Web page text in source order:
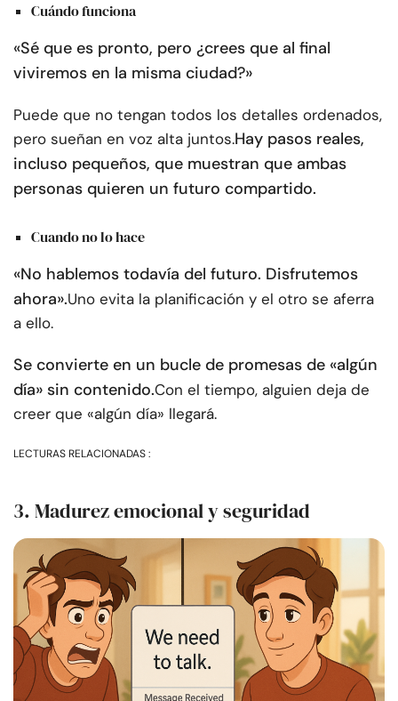
Cuándo funciona
«Sé que es pronto, pero ¿crees que al final
viviremos en la misma ciudad?»
Puede que no tengan todos los detalles ordenados,
pero sueñan en voz alta juntos.Hay pasos reales,
incluso pequeños, que muestran que ambas
personas quieren un futuro compartido.
Cuando no lo hace
«No hablemos todavía del futuro. Disfrutemos
ahora».Uno evita la planificación y el otro se aferra
a ello.
Se convierte en un bucle de promesas de «algún
día» sin contenido.Con el tiempo, alguien deja de
creer que «algún día» llegará.
LECTURAS RELACIONADAS :
3. Madurez emocional y seguridad